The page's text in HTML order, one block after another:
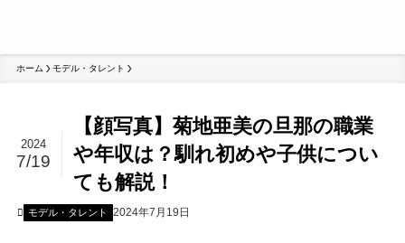
ホーム モデル・タレント
【顔写真】菊地亜美の旦那の職業
や年収は？馴れ初めや子供につい
ても解説！
2024
7/19
モデル・タレント 2024年7月19日